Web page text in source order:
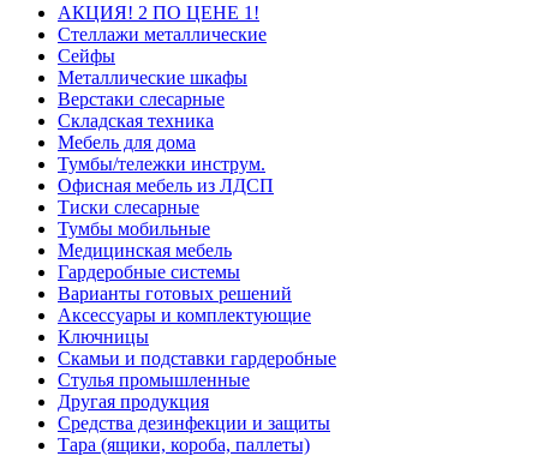
АКЦИЯ! 2 ПО ЦЕНЕ 1!
Стеллажи металлические
Сейфы
Металлические шкафы
Верстаки слесарные
Складская техника
Мебель для дома
Тумбы/тележки инструм.
Офисная мебель из ЛДСП
Тиски слесарные
Тумбы мобильные
Медицинская мебель
Гардеробные системы
Варианты готовых решений
Аксессуары и комплектующие
Ключницы
Скамьи и подставки гардеробные
Стулья промышленные
Другая продукция
Средства дезинфекции и защиты
Тара (ящики, короба, паллеты)